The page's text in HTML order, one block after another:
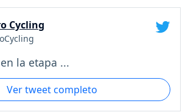
Cycling
la etapa ...
Ver tweet completo